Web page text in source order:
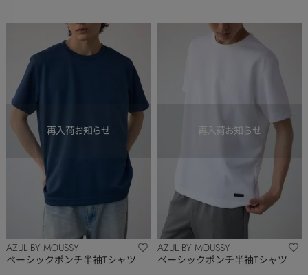
AZUL BY MOUSSY
ベーシックポンチ半袖Tシャツ
AZUL BY MOUSSY
ベーシックポンチ半袖Tシャツ